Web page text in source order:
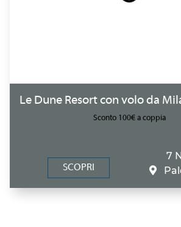
Le Dune Resort con volo da
Sconto 100€ a coppia
SCOPRI
7